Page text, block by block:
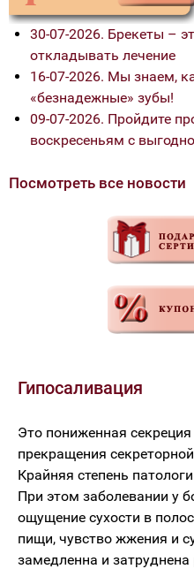
30-07-2026. Брекеты –
откладывать лечение
16-07-2026. Мы знаем,
«безнадежные» зубы!
09-07-2026. Пройдите
воскресеньям с
Посмотреть все новости
Гипосаливация
Это пониженная
прекращения
Крайняя степень
При этом заболевании у
ощущение сухости в
пищи, чувство жжения и
замедленна и